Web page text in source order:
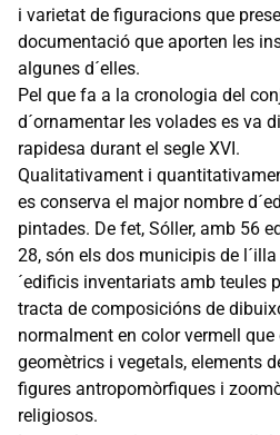
i varietat de figuracions que
documentació que aporten les
algunes d´elles.
Pel que fa a la cronologia del
d´ornamentar les volades es va
rapidesa durant el segle XVI.
Qualitativament i
es conserva el major nombre
pintades. De fet, Sóller, amb 56
28, són els dos municipis de
´edificis inventariats amb teules
tracta de composicións de
normalment en color vermell
geomètrics i vegetals, elements
figures antropomòrfiques i
religiosos.